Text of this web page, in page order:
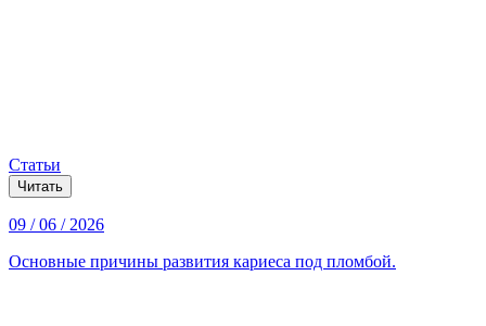
Статьи
Читать
09 / 06 / 2026
Основные причины развития кариеса под пломбой.